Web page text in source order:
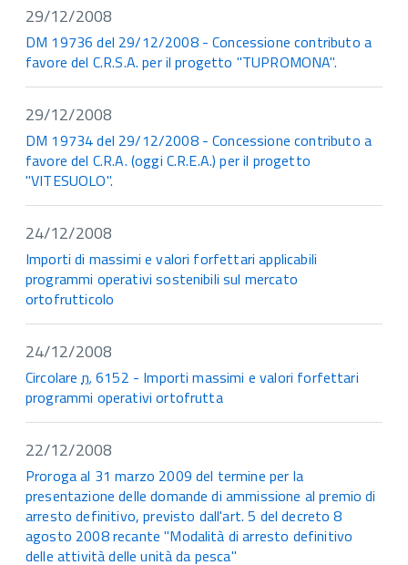
29/12/2008
DM 19736 del 29/12/2008 - Concessione contributo a
favore del C.R.S.A. per il progetto "TUPROMONA".
29/12/2008
DM 19734 del 29/12/2008 - Concessione contributo a
favore del C.R.A. (oggi C.R.E.A.) per il progetto
"VITESUOLO".
24/12/2008
Importi di massimi e valori forfettari applicabili
programmi operativi sostenibili sul mercato
ortofrutticolo
24/12/2008
Circolaren. 6152 - Importi massimi e valori forfettari
programmi operativi ortofrutta
22/12/2008
Proroga al 31 marzo 2009 del termine per la
presentazione delle domande di ammissione al premio di
arresto definitivo, previsto dall'art. 5 del decreto 8
agosto 2008 recante "Modalità di arresto definitivo
delle attività delle unità da pesca"